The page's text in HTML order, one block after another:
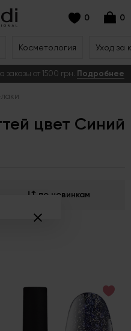
0 0
Косметология Уход за
от 1500 грн. Подробнее
цвет Синий
по новинкам